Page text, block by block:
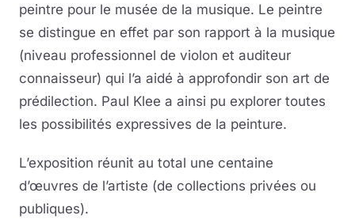
peintre pour le musée de la musique. Le peintre
se distingue en effet par son rapport à la musique
(niveau professionnel de violon et auditeur
connaisseur) qui l’a aidé à approfondir son art de
prédilection. Paul Klee a ainsi pu explorer toutes
les possibilités expressives de la peinture.
L’exposition réunit au total une centaine
d’œuvres de l’artiste (de collections privées ou
publiques).